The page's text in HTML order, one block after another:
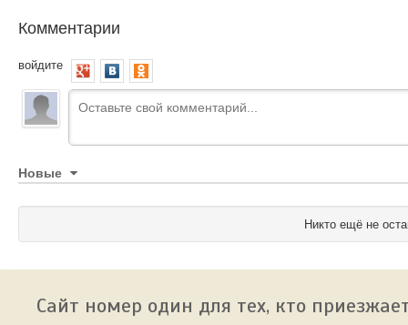
Комментарии
войдите
Новые
Никто ещё не
Сайт номер один для тех, кто